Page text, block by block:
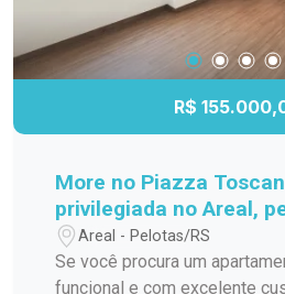
R$
More no Piazza
privilegiada no Areal,
Shopping Pelotas!
Areal - Pelotas/RS
Se você procura um
funcional e com excelente